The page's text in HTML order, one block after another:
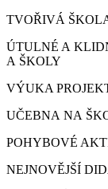
TVOŘIVÁ
ÚTULNÉ A
A ŠKOLY
VÝUKA
UČEBNA NA
POHYBOVÉ
NEJNOVĚJŠÍ